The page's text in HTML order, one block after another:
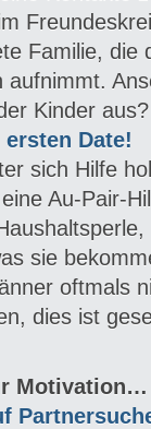
Familie, die
Kinder aus?
ersten Date!
sich Hilfe
Au-Pair-
sie
oftmals
dies ist
Motivation…